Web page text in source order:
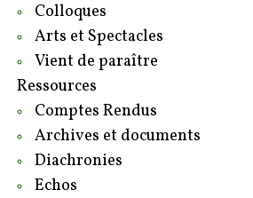
Colloques
Arts et Spectacles
Vient de paraître
Ressources
Comptes Rendus
Archives et documents
Diachronies
Echos